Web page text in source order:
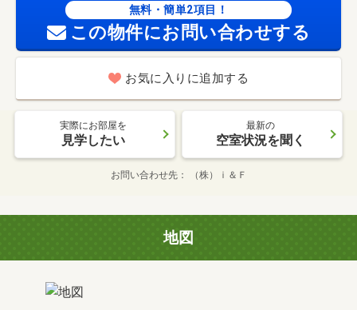
無料・簡単2項目！
この物件にお問い合わせする
お気に入りに追加する
実際にお部屋を
見学したい
最新の
空室状況を聞く
お問い合わせ先 （株）ｉ＆Ｆ
地図